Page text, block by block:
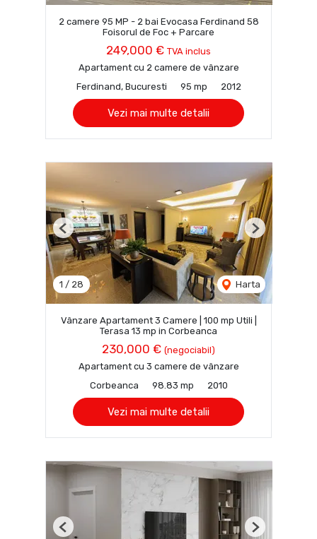
2 camere 95 MP - 2 bai Evocasa Ferdinand 58
Foisorul de Foc + Parcare
249,000 € TVA inclus
Apartament cu 2 camere de vânzare
Ferdinand, Bucuresti
95 mp 2012
Vezi mai multe detalii
1 / 28 Harta
Previous Next
Vânzare Apartament 3 Camere | 100 mp Utili |
Terasa 13 mp in Corbeanca
230,000 € (negociabil)
Apartament cu 3 camere de vânzare
Corbeanca
98.83 mp 2010
Vezi mai multe detalii
Previous Next